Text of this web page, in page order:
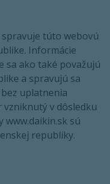
túto webovú
Informácie
sa ako také považujú
a spravujú sa
uplatnenia
vzniknutý v dôsledku
www.daikin.sk sú
republiky.